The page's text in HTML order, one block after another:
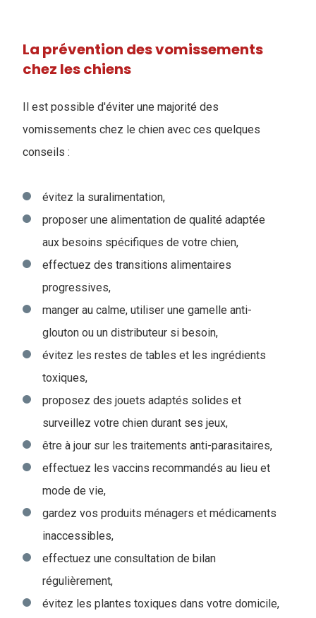
La prévention des vomissements
chez les chiens
Il est possible d'éviter une majorité des
vomissements chez le chien avec ces quelques
conseils :
évitez la suralimentation,
proposer une alimentation de qualité adaptée
aux besoins spécifiques de votre chien,
effectuez des transitions alimentaires
progressives,
manger au calme, utiliser une gamelle anti-
glouton ou un distributeur si besoin,
évitez les restes de tables et les ingrédients
toxiques,
proposez des jouets adaptés solides et
surveillez votre chien durant ses jeux,
être à jour sur les traitements anti-parasitaires,
effectuez les vaccins recommandés au lieu et
mode de vie,
gardez vos produits ménagers et médicaments
inaccessibles,
effectuez une consultation de bilan
régulièrement,
évitez les plantes toxiques dans votre domicile,